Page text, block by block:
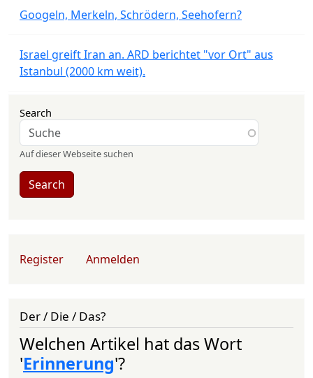
Googeln, Merkeln, Schrödern, Seehofern?
Israel greift Iran an. ARD berichtet "vor Ort" aus
Istanbul (2000 km weit).
Search
Auf dieser Webseite suchen
Search
User account menu
Register Anmelden
Der / Die / Das?
Welchen Artikel hat das Wort
'Erinnerung'?